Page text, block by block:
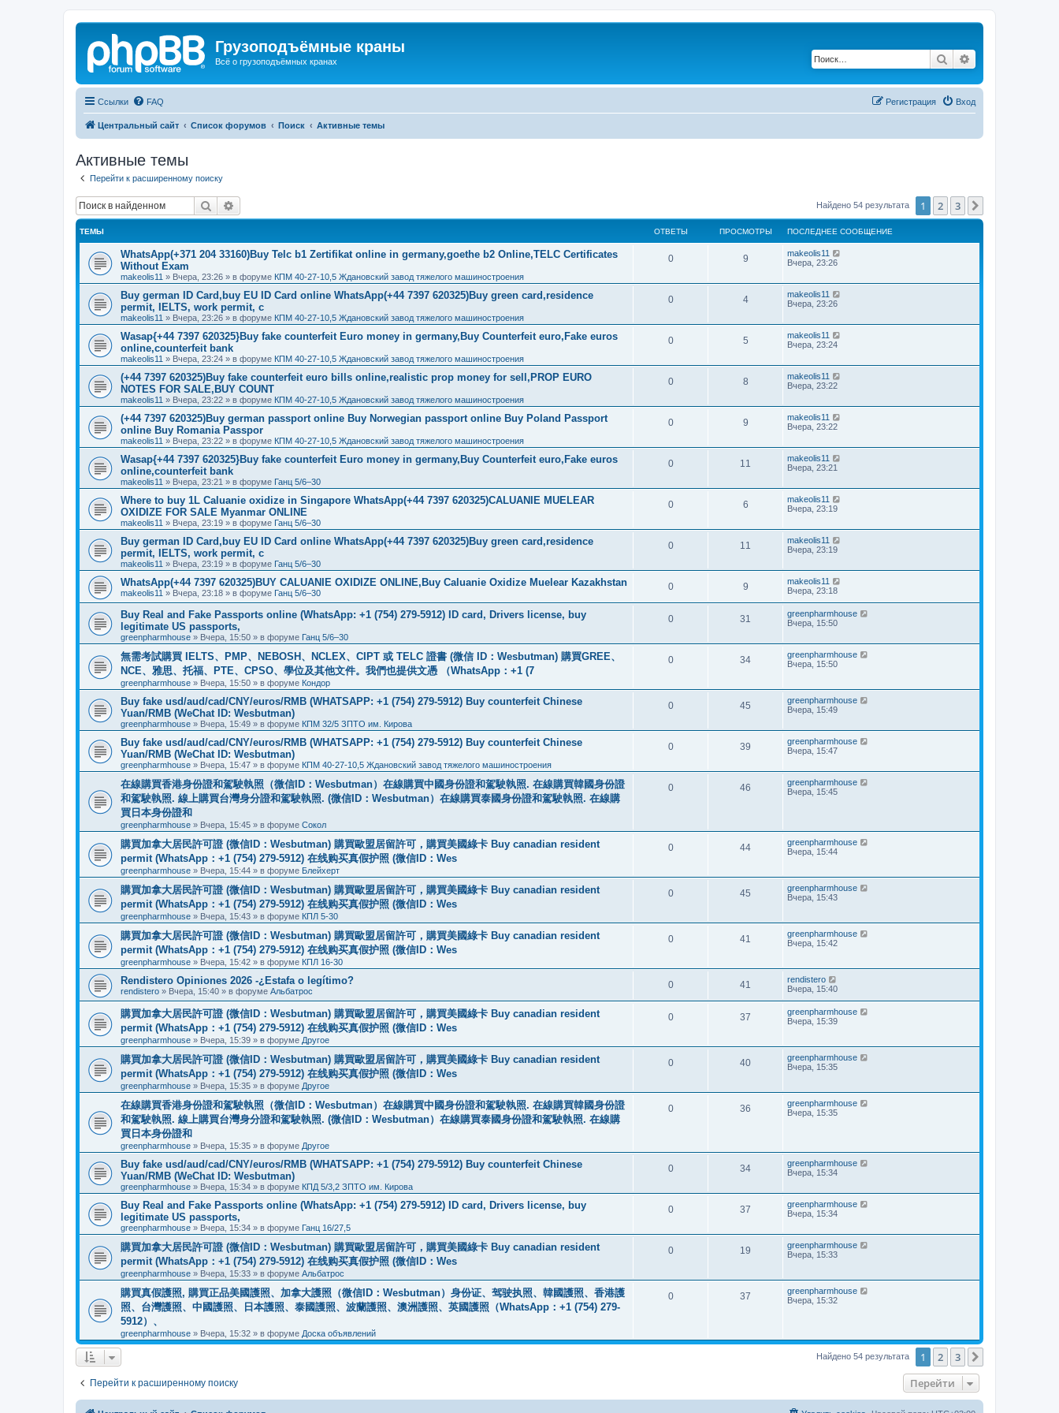
Грузоподъёмные краны
Всё о грузоподъёмных кранах Поиск
Ссылки FAQ Вход
Регистрация
Центральный сайт Список форумов Поиск Активные темы
Активные темы
Перейти к расширенному поиску
Поиск Найдено 54 результата 1 2 3
ТЕМЫ ОТВЕТЫ ПРОСМОТРЫ ПОСЛЕДНЕЕ СООБЩЕНИЕ
WhatsApp(+371 204 33160)Buy Telc b1 Zertifikat online in germany,goethe b2 Online,TELC Certificates
Without Exam
makeolis11 » Вчера, 23:26 » в форуме КПМ 40-27-10,5 Ждановский завод тяжелого машиностроения
0 9
makeolis11
Вчера, 23:26
Buy german ID Card,buy EU ID Card online WhatsApp(+44 7397 620325)Buy green card,residence
permit, IELTS, work permit, c
makeolis11 » Вчера, 23:26 » в форуме КПМ 40-27-10,5 Ждановский завод тяжелого машиностроения
0 4
makeolis11
Вчера, 23:26
Wasap{+44 7397 620325}Buy fake counterfeit Euro money in germany,Buy Counterfeit euro,Fake euros
online,counterfeit bank
makeolis11 » Вчера, 23:24 » в форуме КПМ 40-27-10,5 Ждановский завод тяжелого машиностроения
0 5
makeolis11
Вчера, 23:24
(+44 7397 620325)Buy fake counterfeit euro bills online,realistic prop money for sell,PROP EURO
NOTES FOR SALE,BUY COUNT
makeolis11 » Вчера, 23:22 » в форуме КПМ 40-27-10,5 Ждановский завод тяжелого машиностроения
0 8
makeolis11
Вчера, 23:22
(+44 7397 620325)Buy german passport online Buy Norwegian passport online Buy Poland Passport
online Buy Romania Passpor
makeolis11 » Вчера, 23:22 » в форуме КПМ 40-27-10,5 Ждановский завод тяжелого машиностроения
0 9
makeolis11
Вчера, 23:22
Wasap{+44 7397 620325}Buy fake counterfeit Euro money in germany,Buy Counterfeit euro,Fake euros
online,counterfeit bank
makeolis11 » Вчера, 23:21 » в форуме Ганц 5/6–30
0 11
makeolis11
Вчера, 23:21
Where to buy 1L Caluanie oxidize in Singapore WhatsApp(+44 7397 620325)CALUANIE MUELEAR
OXIDIZE FOR SALE Myanmar ONLINE
makeolis11 » Вчера, 23:19 » в форуме Ганц 5/6–30
0 6
makeolis11
Вчера, 23:19
Buy german ID Card,buy EU ID Card online WhatsApp(+44 7397 620325)Buy green card,residence
permit, IELTS, work permit, c
makeolis11 » Вчера, 23:19 » в форуме Ганц 5/6–30
0 11
makeolis11
Вчера, 23:19
WhatsApp(+44 7397 620325)BUY CALUANIE OXIDIZE ONLINE,Buy Caluanie Oxidize Muelear Kazakhstan
makeolis11 » Вчера, 23:18 » в форуме Ганц 5/6–30
0 9
makeolis11
Вчера, 23:18
Buy Real and Fake Passports online (WhatsApp: +1 (754) 279-5912) ID card, Drivers license, buy
legitimate US passports,
greenpharmhouse » Вчера, 15:50 » в форуме Ганц 5/6–30
0 31
greenpharmhouse
Вчера, 15:50
無需考試購買 IELTS、PMP、NEBOSH、NCLEX、CIPT 或 TELC 證書 (微信 ID：Wesbutman) 購買GREE、
NCE、雅思、托福、PTE、CPSO、學位及其他文件。我們也提供文憑 （WhatsApp：+1 (7
greenpharmhouse » Вчера, 15:50 » в форуме Кондор
0 34
greenpharmhouse
Вчера, 15:50
Buy fake usd/aud/cad/CNY/euros/RMB (WHATSAPP: +1 (754) 279-5912) Buy counterfeit Chinese
Yuan/RMB (WeChat ID: Wesbutman)
greenpharmhouse » Вчера, 15:49 » в форуме КПМ 32/5 ЗПТО им. Кирова
0 45
greenpharmhouse
Вчера, 15:49
Buy fake usd/aud/cad/CNY/euros/RMB (WHATSAPP: +1 (754) 279-5912) Buy counterfeit Chinese
Yuan/RMB (WeChat ID: Wesbutman)
greenpharmhouse » Вчера, 15:47 » в форуме КПМ 40-27-10,5 Ждановский завод тяжелого машиностроения
0 39
greenpharmhouse
Вчера, 15:47
在線購買香港身份證和駕駛執照（微信ID：Wesbutman）在線購買中國身份證和駕駛執照. 在線購買韓國身份證
和駕駛執照. 線上購買台灣身分證和駕駛執照. (微信ID：Wesbutman）在線購買泰國身份證和駕駛執照. 在線購
買日本身份證和
greenpharmhouse » Вчера, 15:45 » в форуме Сокол
0 46
greenpharmhouse
Вчера, 15:45
購買加拿大居民許可證 (微信ID：Wesbutman) 購買歐盟居留許可，購買美國綠卡 Buy canadian resident
permit (WhatsApp：+1 (754) 279-5912) 在线购买真假护照 (微信ID：Wes
greenpharmhouse » Вчера, 15:44 » в форуме Блейхерт
0 44
greenpharmhouse
Вчера, 15:44
購買加拿大居民許可證 (微信ID：Wesbutman) 購買歐盟居留許可，購買美國綠卡 Buy canadian resident
permit (WhatsApp：+1 (754) 279-5912) 在线购买真假护照 (微信ID：Wes
greenpharmhouse » Вчера, 15:43 » в форуме КПЛ 5-30
0 45
greenpharmhouse
Вчера, 15:43
購買加拿大居民許可證 (微信ID：Wesbutman) 購買歐盟居留許可，購買美國綠卡 Buy canadian resident
permit (WhatsApp：+1 (754) 279-5912) 在线购买真假护照 (微信ID：Wes
greenpharmhouse » Вчера, 15:42 » в форуме КПЛ 16-30
0 41
greenpharmhouse
Вчера, 15:42
Rendistero Opiniones 2026 -¿Estafa o legítimo?
rendistero » Вчера, 15:40 » в форуме Альбатрос
0 41
rendistero
Вчера, 15:40
購買加拿大居民許可證 (微信ID：Wesbutman) 購買歐盟居留許可，購買美國綠卡 Buy canadian resident
permit (WhatsApp：+1 (754) 279-5912) 在线购买真假护照 (微信ID：Wes
greenpharmhouse » Вчера, 15:39 » в форуме Другое
0 37
greenpharmhouse
Вчера, 15:39
購買加拿大居民許可證 (微信ID：Wesbutman) 購買歐盟居留許可，購買美國綠卡 Buy canadian resident
permit (WhatsApp：+1 (754) 279-5912) 在线购买真假护照 (微信ID：Wes
greenpharmhouse » Вчера, 15:35 » в форуме Другое
0 40
greenpharmhouse
Вчера, 15:35
在線購買香港身份證和駕駛執照（微信ID：Wesbutman）在線購買中國身份證和駕駛執照. 在線購買韓國身份證
和駕駛執照. 線上購買台灣身分證和駕駛執照. (微信ID：Wesbutman）在線購買泰國身份證和駕駛執照. 在線購
買日本身份證和
greenpharmhouse » Вчера, 15:35 » в форуме Другое
0 36
greenpharmhouse
Вчера, 15:35
Buy fake usd/aud/cad/CNY/euros/RMB (WHATSAPP: +1 (754) 279-5912) Buy counterfeit Chinese
Yuan/RMB (WeChat ID: Wesbutman)
greenpharmhouse » Вчера, 15:34 » в форуме КПД 5/3,2 ЗПТО им. Кирова
0 34
greenpharmhouse
Вчера, 15:34
Buy Real and Fake Passports online (WhatsApp: +1 (754) 279-5912) ID card, Drivers license, buy
legitimate US passports,
greenpharmhouse » Вчера, 15:34 » в форуме Ганц 16/27,5
0 37
greenpharmhouse
Вчера, 15:34
購買加拿大居民許可證 (微信ID：Wesbutman) 購買歐盟居留許可，購買美國綠卡 Buy canadian resident
permit (WhatsApp：+1 (754) 279-5912) 在线购买真假护照 (微信ID：Wes
greenpharmhouse » Вчера, 15:33 » в форуме Альбатрос
0 19
greenpharmhouse
Вчера, 15:33
購買真假護照, 購買正品美國護照、加拿大護照（微信ID：Wesbutman）身份证、驾驶执照、韓國護照、香港護
照、台灣護照、中國護照、日本護照、泰國護照、波蘭護照、澳洲護照、英國護照（WhatsApp：+1 (754) 279-
5912）、
greenpharmhouse » Вчера, 15:32 » в форуме Доска объявлений
0 37
greenpharmhouse
Вчера, 15:32
Найдено 54 результата 1 2 3
Перейти к расширенному поиску Перейти